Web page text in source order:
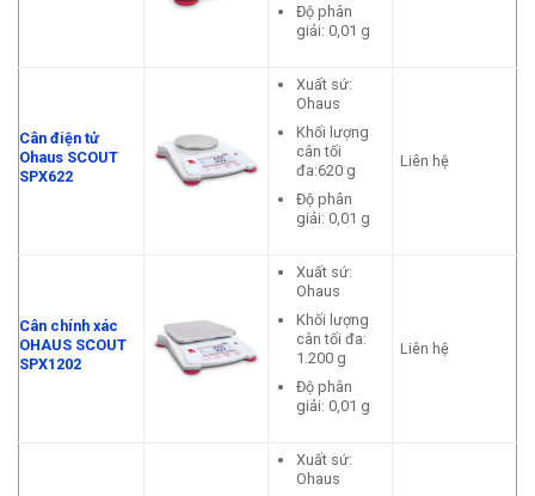
Độ phân
giải: 0,01 g
Cân điện tử
Ohaus SCOUT
SPX622
Xuất sứ:
Ohaus
Khối lượng
cân tối
đa:620 g
Độ phân
giải: 0,01 g
Liên hệ
Cân chính xác
OHAUS SCOUT
SPX1202
Xuất sứ:
Ohaus
Khối lượng
cân tối đa:
1.200 g
Độ phân
giải: 0,01 g
Liên hệ
Xuất sứ:
Ohaus